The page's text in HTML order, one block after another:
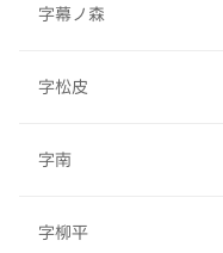
字幕ノ森
字松皮
字南
字柳平